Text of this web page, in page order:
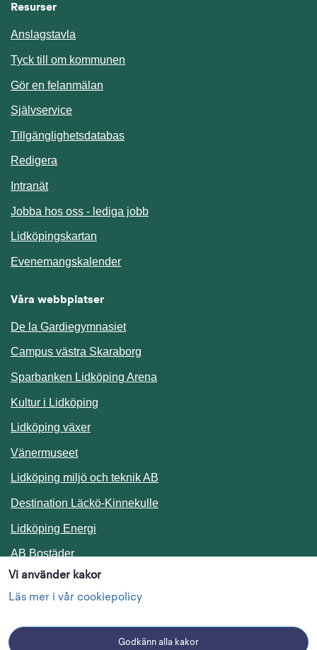
Vi använder kakor
Läs mer i vår cookiepolicy
Godkänn alla kakor
Resurser
Anslagstavla
Tyck till om kommunen
Gör en felanmälan
SjälvserviceLänk till annan webbplats.
TillgänglighetsdatabasLänk till annan webbplats.
Redigera
IntranätLänk till annan webbplats.
Jobba hos oss - lediga jobb
Lidköpingskartan
EvenemangskalenderLänk till annan webbplats.
Våra webbplatser
De la Gardiegymnasiet
Campus västra Skaraborg
Sparbanken Lidköping Arena
Kultur i Lidköping
Lidköping växer
Vänermuseet
Lidköping miljö och teknik AB
Destination Läckö-KinnekulleLänk till annan webbplats.
Lidköping Energi
AB BostäderLänk till annan webbplats.
Följ oss i sociala medier
Linkedin